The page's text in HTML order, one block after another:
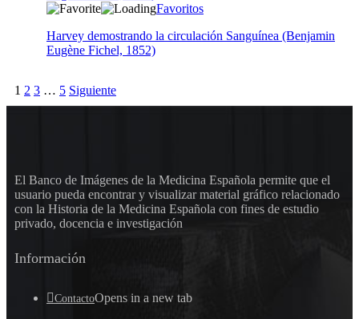
Favoritos
Harvey demostrando la circulación Sanguínea (Benjamin
Eugène Fichel, 1852)
1 2 3 … 5 Siguiente
El Banco de Imágenes de la Medicina Española permite que el
usuario pueda encontrar y visualizar material gráfico relacionado
con la Historia de la Medicina Española con fines de estudio
privado, docencia e investigación
Información
ContactoOpens in a new tab